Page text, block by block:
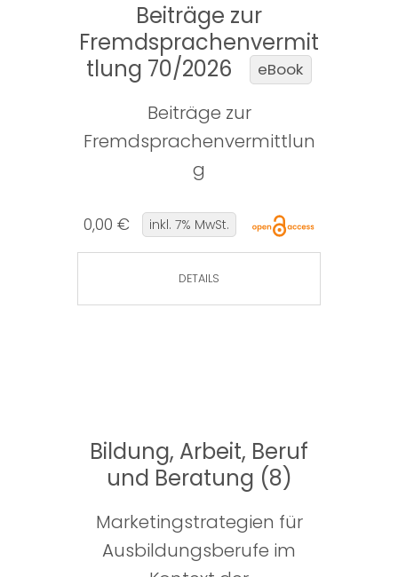
Beiträge zur
Fremdsprachenvermit
tlung 70/2026
eBook
Beiträge zur
Fremdsprachenvermittlun
g
0,00 € inkl. 7% MwSt.
DETAILS
Bildung, Arbeit, Beruf
und Beratung (8)
Marketingstrategien für
Ausbildungsberufe im